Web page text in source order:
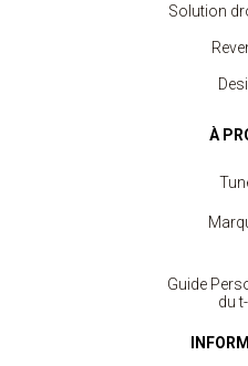
Solution
À
Guide
du